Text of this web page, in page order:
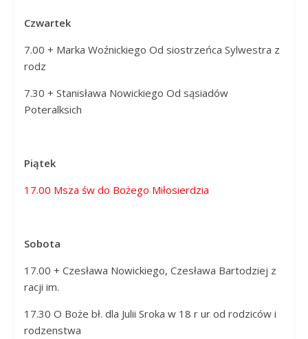
Czwartek
7.00 + Marka Woźnickiego Od siostrzeńca Sylwestra z
rodz
7.30 + Stanisława Nowickiego Od sąsiadów
Poteralksich
Piątek
17.00 Msza św do Bożego Miłosierdzia
Sobota
17.00 + Czesława Nowickiego, Czesława Bartodziej z
racji im.
17.30 O Boże bł. dla Julii Sroka w 18 r ur od rodziców i
rodzenstwa